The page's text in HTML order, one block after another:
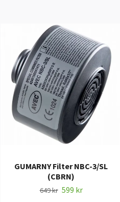
GUMARNY Filter NBC-3/SL
(CBRN)
649 kr 599 kr